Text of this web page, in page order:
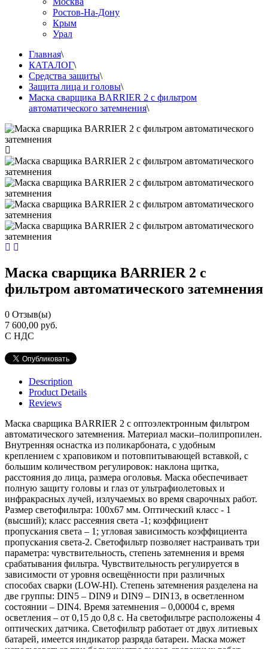
Ростов-На-Дону
Крым
Урал
Главная\
КАТАЛОГ\
Средства защиты\
Защита лица и головы\
Маска сварщика BARRIER 2 с фильтром
автоматического затемнения\
Маска сварщика BARRIER 2 с
фильтром автоматического затемнения
0 Отзыв(ы)
7 600,00 руб.
С НДС
Description
Product Details
Reviews
Маска сварщика BARRIER 2 с оптоэлектронным фильтром
автоматического затемнения. Материал маски–полипропилен.
Внутренняя оснастка из поликарбоната, с удобным
креплением с храповиком и потовпитывающей вставкой, с
большим количеством регулировок: наклона щитка,
расстояния до лица, размера оголовья. Маска обеспечивает
полную защиту головы и глаз от ультрафиолетовых и
инфракрасных лучей, излучаемых во время сварочных работ.
Размер светофильтра: 100х67 мм. Оптический класс - 1
(высший); класс рассеяния света -1; коэффициент
пропускания света – 1; угловая зависимость коэффициента
пропускания света-2. Светофильтр позволяет настраивать три
параметра: чувствительность, степень затемнения и время
срабатывания фильтра. Чувствительность регулируется в
зависимости от уровня освещённости при различных
способах сварки (LOW-HI). Степень затемнения разделена на
две группы: DIN5 – DIN9 и DIN9 – DIN13, в осветленном
состоянии – DIN4. Время затемнения – 0,00004 с, время
осветления – от 0,15 до 0,8 с. На светофильтре расположены 4
оптических датчика. Светофильтр работает от двух литиевых
батарей, имеется индикатор разряда батареи. Маска может